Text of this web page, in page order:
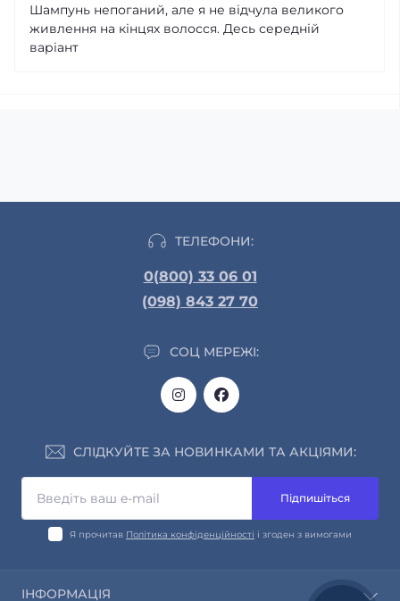
Шампунь непоганий, але я не відчула великого
живлення на кінцях волосся. Десь середній
варіант
ТЕЛЕФОНИ:
0(800) 33 06 01
(098) 843 27 70
СОЦ МЕРЕЖІ:
СЛІДКУЙТЕ ЗА НОВИНКАМИ ТА АКЦІЯМИ:
Підпишіться
Я прочитав Політика конфіденційності і згоден з вимогами
ІНФОРМАЦІЯ